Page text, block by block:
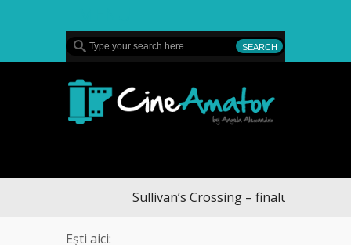
Sullivan’s Crossing – finalul sezonului 4,
Ești aici: